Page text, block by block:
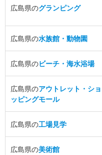
広島県のグランピング
広島県の水族館・動物園
広島県のビーチ・海水浴場
広島県のアウトレット・ショ
ッピングモール
広島県の工場見学
広島県の美術館